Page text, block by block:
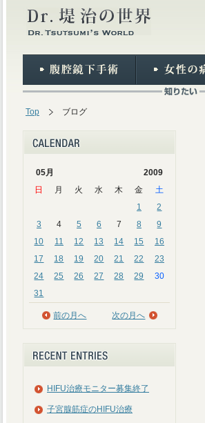
Top ブログ
05月
2009
日
月 火 水 木 金
土
1
2
3
4 5 6 7 8
9
10
11 12 13 14 15
16
17
18 19 20 21 22
23
24
25 26 27 28 29
30
31
前の月へ 次の月へ
HIFU治療モニター募集終了
子宮腺筋症のHIFU治療